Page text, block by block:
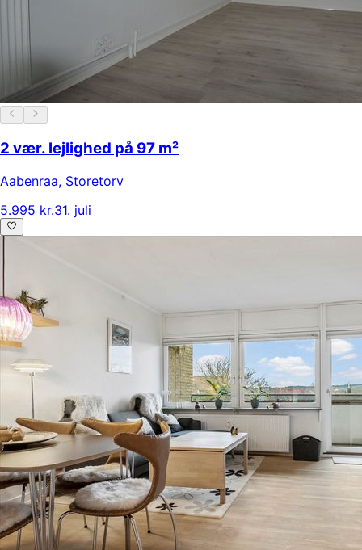
2 vær. lejlighed på 97 m²
Aabenraa, Storetorv
5.995 kr.31. juli